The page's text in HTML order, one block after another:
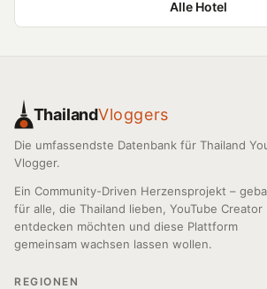
Alle Hotel
ThailandVloggers
Die umfassendste Datenbank für Thailand
Vlogger.
Ein Community-Driven Herzensprojekt –
für alle, die Thailand lieben, YouTube Creator
entdecken möchten und diese Plattform
gemeinsam wachsen lassen wollen.
REGIONEN